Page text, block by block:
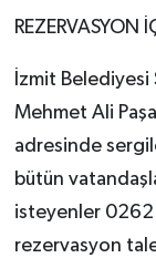
REZERVASYON
İzmit Belediyesi
Mehmet Ali
adresinde
bütün
isteyenler 0262
rezervasyon